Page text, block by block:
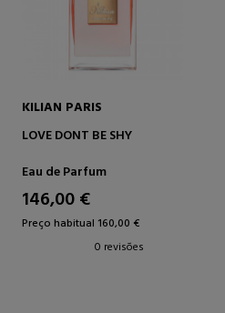
KILIAN PARIS
LOVE DONT BE SHY
Eau de Parfum
146,00 €
Preço habitual 160,00 €
0 revisões